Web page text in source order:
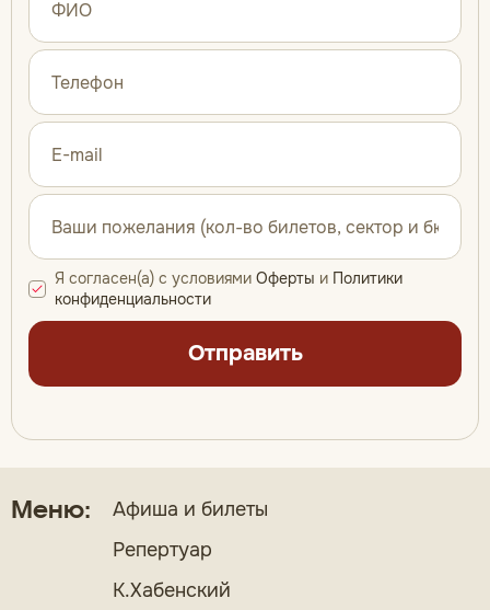
Я согласен(а) с условиями Оферты и Политики
конфиденциальности
Отправить
Меню:
Афиша и билеты
Репертуар
К.Хабенский